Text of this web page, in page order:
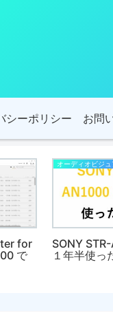
シーポリシー お問
for
で
オーディオビジ
SONY
１年半使っ